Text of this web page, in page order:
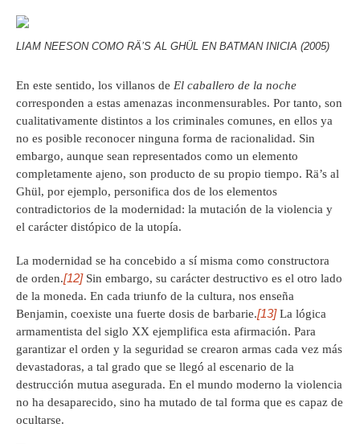
LIAM NEESON COMO RÄ’S AL GHÜL EN BATMAN INICIA (2005)
En este sentido, los villanos de El caballero de la noche
corresponden a estas amenazas inconmensurables. Por tanto, son
cualitativamente distintos a los criminales comunes, en ellos ya
no es posible reconocer ninguna forma de racionalidad. Sin
embargo, aunque sean representados como un elemento
completamente ajeno, son producto de su propio tiempo. Rä’s al
Ghül, por ejemplo, personifica dos de los elementos
contradictorios de la modernidad: la mutación de la violencia y
el carácter distópico de la utopía.
La modernidad se ha concebido a sí misma como constructora
de orden.[12]Sin embargo, su carácter destructivo es el otro lado
de la moneda. En cada triunfo de la cultura, nos enseña
Benjamin, coexiste una fuerte dosis de barbarie.[13]La lógica
armamentista del siglo XX ejemplifica esta afirmación. Para
garantizar el orden y la seguridad se crearon armas cada vez más
devastadoras, a tal grado que se llegó al escenario de la
destrucción mutua asegurada. En el mundo moderno la violencia
no ha desaparecido, sino ha mutado de tal forma que es capaz de
ocultarse.